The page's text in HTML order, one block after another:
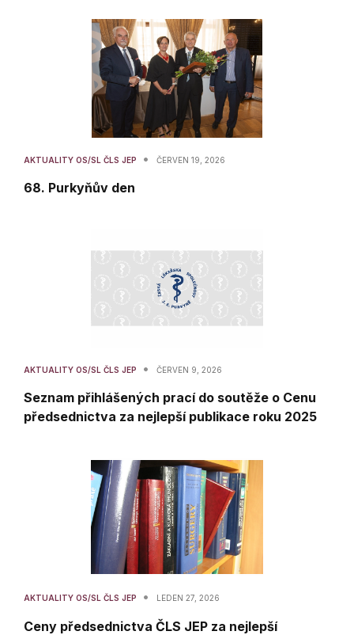
AKTUALITY OS/SL ČLS JEP • ČERVEN 19, 2026
68. Purkyňův den
AKTUALITY OS/SL ČLS JEP • ČERVEN 9, 2026
Seznam přihlášených prací do soutěže o Cenu
předsednictva za nejlepší publikace roku 2025
AKTUALITY OS/SL ČLS JEP • LEDEN 27, 2026
Ceny předsednictva ČLS JEP za nejlepší